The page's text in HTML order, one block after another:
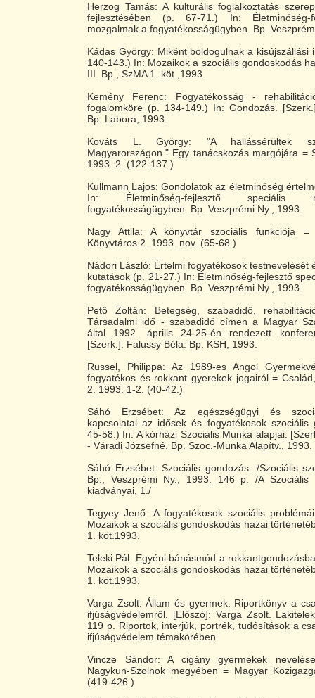
Herzog Tamás: A kulturális foglalkoztatás
fejlesztésében (p. 67-71.) In: Életminőség-
mozgalmak a fogyatékosságügyben. Bp.
Kádas György: Miként boldogulnak a kisújszállási
140-143.) In: Mozaikok a szociális gondoskodás
III. Bp., SzMA 1. köt.,1993.
Kemény Ferenc: Fogyatékosság -
fogalomköre (p. 134-149.) In: Gondozás.
Bp. Labora, 1993.
Kováts L. György: "A hallássérültek
Magyarországon." Egy tanácskozás margójára =
1993. 2. (122-137.)
Kullmann Lajos: Gondolatok az életminőség
In: Életminőség-fejlesztő speciális
fogyatékosságügyben. Bp. Veszprémi Ny., 1993.
Nagy Attila: A könyvtár szociális funkciója =
Könyvtáros 2. 1993. nov. (65-68.)
Nádori László: Értelmi fogyatékosok testnevelését
kutatások (p. 21-27.) In: Életminőség-fejlesztő
fogyatékosságügyben. Bp. Veszprémi Ny., 1993.
Pető Zoltán: Betegség, szabadidő,
Társadalmi idő - szabadidő címen a Magyar
által 1992. április 24-25-én rendezett
[Szerk.]: Falussy Béla. Bp. KSH, 1993.
Russel, Philippa: Az 1989-es Angol
fogyatékos és rokkant gyerekek jogairól =
2. 1993. 1-2. (40-42.)
Sáhó Erzsébet: Az egészségügyi és
kapcsolatai az idősek és fogyatékosok szociális
45-58.) In: A kórházi Szociális Munka alapjai.
- Váradi Józsefné. Bp. Szoc.-Munka Alapítv., 1993.
Sáhó Erzsébet: Szociális gondozás. /Szociális
Bp., Veszprémi Ny., 1993. 146 p. /A Szociális
kiadványai, 1./
Tegyey Jenő: A fogyatékosok szociális
Mozaikok a szociális gondoskodás hazai
1. köt.1993.
Teleki Pál: Egyéni bánásmód a
Mozaikok a szociális gondoskodás hazai
1. köt.1993.
Varga Zsolt: Állam és gyermek. Riportkönyv a
ifjúságvédelemről. [Előszó]: Varga Zsolt.
119 p. Riportok, interjúk, portrék, tudósítások a
ifjúságvédelem témakörében
Vincze Sándor: A cigány gyermekek
Nagykun-Szolnok megyében = Magyar
(419-426.)